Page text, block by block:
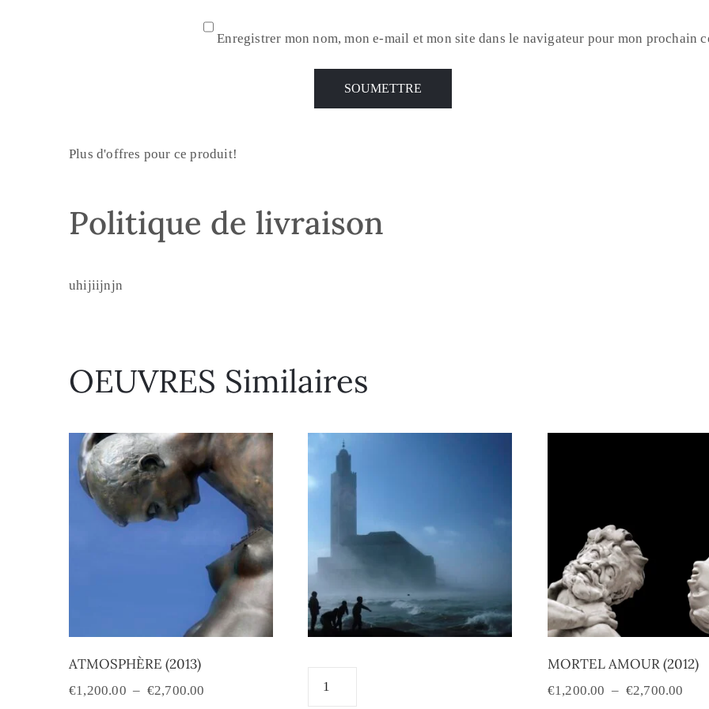
Enregistrer mon nom, mon e-mail et mon site dans le navigateur pour mon prochain
Plus d'offres pour ce produit!
Politique de livraison
uhijiijnjn
OEUVRES Similaires
ATMOSPHÈRE (2013)
€1,200.00 – €2,700.00
MORTEL AMOUR (2012)
€1,200.00 – €2,700.00